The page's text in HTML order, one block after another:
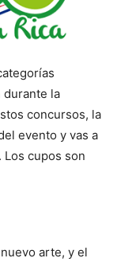
durante la
concursos, la
evento y vas a
cupos son
arte, y el